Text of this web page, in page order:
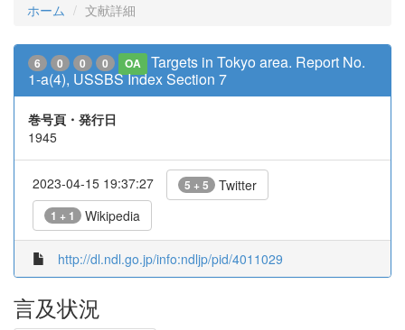
ホーム 文献詳細
6 0 0 0 OA
Targets in Tokyo area. Report No.
1-a(4), USSBS Index Section 7
巻号頁・発行日
1945
2023-04-15 19:37:27 5 + 5 Twitter
1 + 1 Wikipedia
http://dl.ndl.go.jp/info:ndljp/pid/4011029
言及状況